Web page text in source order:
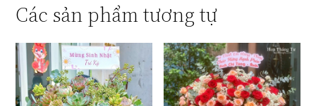
Các sản phẩm tương tự